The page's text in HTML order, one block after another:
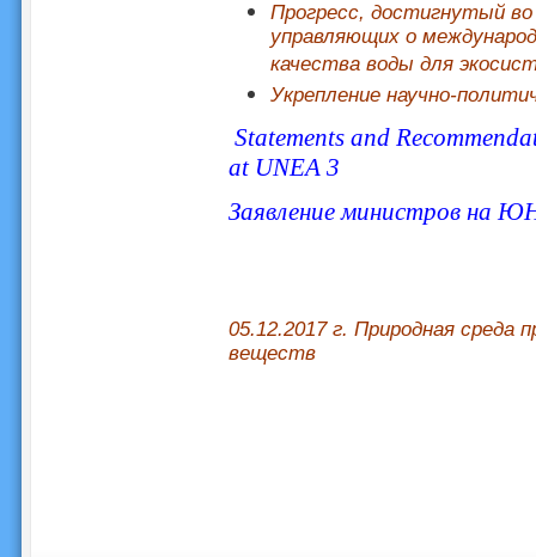
Прогресс, достигнутый
управляющих о
качества воды для
Укрепление научно-
Statements and
at UNEA 3
Заявление министров на
05.12.2017 г. Природная среда
веществ